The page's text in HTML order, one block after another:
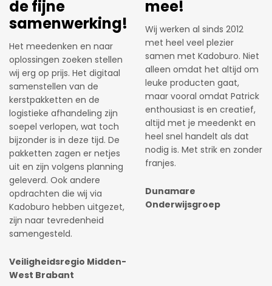
Leuk om langs te kunnen
komen, ideeën uit te
mogelijkheid te hebben om
bijvoorbeeld een
kerstpakket samen te
stellen. Er wordt
meegedacht, niet alleen
met gadgets maar zeker
ook prijstechnisch.
Gaslicht.com
Al een aantal jaren
bestellen wij onze
eindejaarsgeschenken bij
Kadoburo. Het is elk jaar
weer een uitdaging om iets
vernieuwends te bedenken.
Gelukkig denkt Patrick hier
voor de volle 100% in mee.
De fijne samenwerking,
flexibiliteit en ‘net dat
stukje extra’ zorgen ervoor
dat ik elk jaar weer kies voor
Fast & Fluid